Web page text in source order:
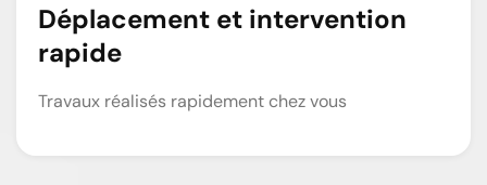
Déplacement et intervention
rapide
Travaux réalisés rapidement chez vous